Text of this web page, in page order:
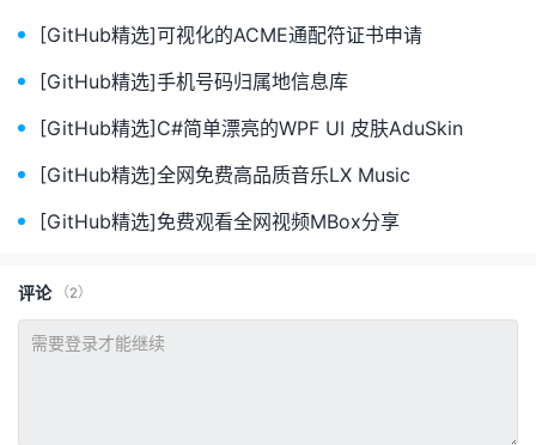
[GitHub精选]可视化的ACME通配符证书申请
[GitHub精选]手机号码归属地信息库
[GitHub精选]C#简单漂亮的WPF UI 皮肤AduSkin
[GitHub精选]全网免费高品质音乐LX Music
[GitHub精选]免费观看全网视频MBox分享
评论（2）